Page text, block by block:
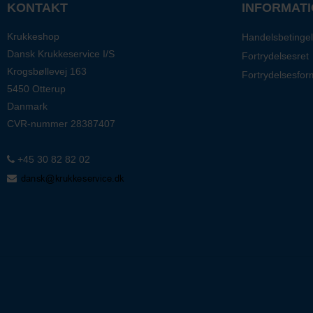
KONTAKT
Krukkeshop
Dansk Krukkeservice I/S
Krogsbøllevej 163
5450 Otterup
Danmark
CVR-nummer 28387407
+45 30 82 82 02
Fortrydelsesret